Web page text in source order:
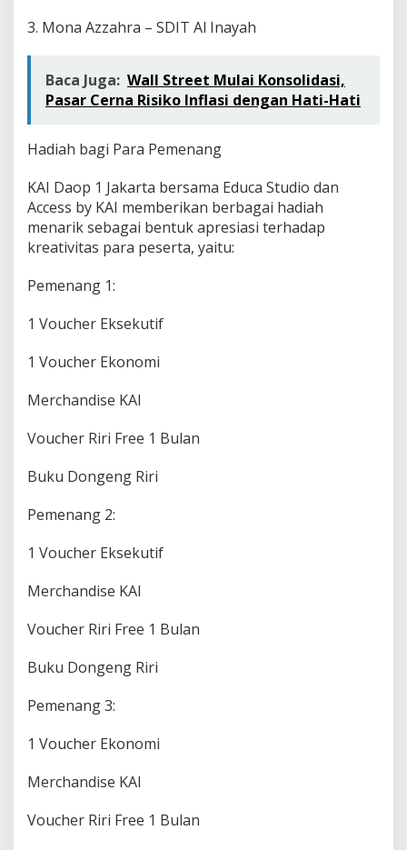
3. Mona Azzahra – SDIT Al Inayah
Baca Juga: Wall Street Mulai Konsolidasi,
Pasar Cerna Risiko Inflasi dengan Hati-Hati
Hadiah bagi Para Pemenang
KAI Daop 1 Jakarta bersama Educa Studio dan
Access by KAI memberikan berbagai hadiah
menarik sebagai bentuk apresiasi terhadap
kreativitas para peserta, yaitu:
Pemenang 1:
1 Voucher Eksekutif
1 Voucher Ekonomi
Merchandise KAI
Voucher Riri Free 1 Bulan
Buku Dongeng Riri
Pemenang 2:
1 Voucher Eksekutif
Merchandise KAI
Voucher Riri Free 1 Bulan
Buku Dongeng Riri
Pemenang 3:
1 Voucher Ekonomi
Merchandise KAI
Voucher Riri Free 1 Bulan